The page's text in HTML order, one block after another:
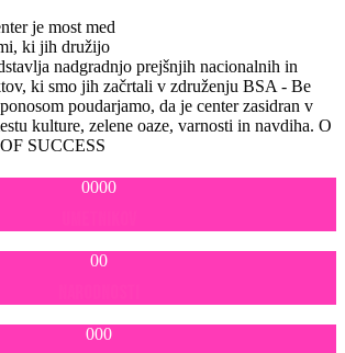
je most med
ki jih družijo
nadgradnjo prejšnjih nacionalnih in
ki smo jih začrtali v združenju BSA - Be
poudarjamo, da je center zasidran v
kulture, zelene oaze, varnosti in navdiha. O
SUCCESS
0000
00
000